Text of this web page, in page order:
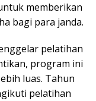
memberikan
bagi para janda.
pelatihan
program ini
luas. Tahun
pelatihan